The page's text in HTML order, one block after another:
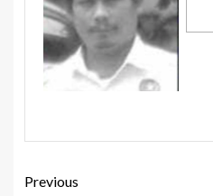
Previous